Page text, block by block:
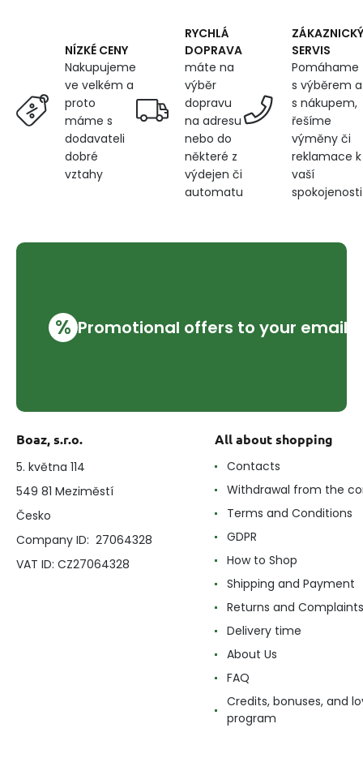
NÍZKÉ CENY
Nakupujeme
ve velkém a
proto
máme s
dodavateli
dobré
vztahy
RYCHLÁ
DOPRAVA
máte na
výběr
dopravu
na adresu
nebo do
některé z
výdejen či
automatu
ZÁKAZNICKÝ
SERVIS
Pomáhame
s výběrem a
s nákupem,
řešíme
výměny či
reklamace k
vaší
spokojenosti
% Promotional offers to your email
Boaz, s.r.o.
5. května 114
549 81 Meziměstí
Česko
Company ID: 27064328
VAT ID: CZ27064328
All about shopping
Contacts
Withdrawal from the
Terms and Conditions
GDPR
How to Shop
Shipping and Payment
Returns and Complaints
Delivery time
About Us
FAQ
Credits, bonuses, and
program